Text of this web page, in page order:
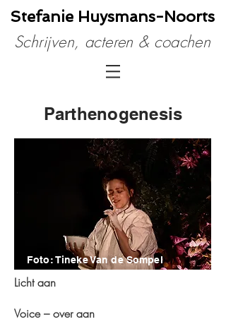
Stefanie Huysmans​-Noorts
Schrijven, acteren & coachen
Parthenogenesis
Foto: Tineke Van de Sompel
Licht aan
Voice – over aan